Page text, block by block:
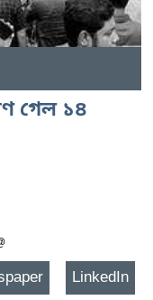
গেল ১৪
LinkedIn